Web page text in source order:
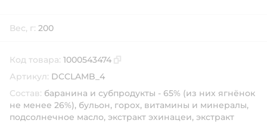
Вес, г: 200
Код товара: 1000543474
Артикул: DCCLAMB_4
Состав: баранина и субпродукты - 65% (из них ягнёнок
не менее 26%), бульон, горох, витамины и минералы,
подсолнечное масло, экстракт эхинацеи, экстракт